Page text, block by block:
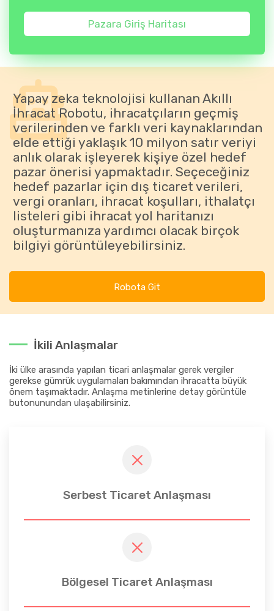
Pazara Giriş Haritası
Yapay zeka teknolojisi kullanan Akıllı
İhracat Robotu, ihracatçıların geçmiş
verilerinden ve farklı veri kaynaklarından
elde ettiği yaklaşık 10 milyon satır veriyi
anlık olarak işleyerek kişiye özel hedef
pazar önerisi yapmaktadır. Seçeceğiniz
hedef pazarlar için dış ticaret verileri,
vergi oranları, ihracat koşulları, ithalatçı
listeleri gibi ihracat yol haritanızı
oluşturmanıza yardımcı olacak birçok
bilgiyi görüntüleyebilirsiniz.
Robota Git
İkili Anlaşmalar
İki ülke arasında yapılan ticari anlaşmalar gerek vergiler
gerekse gümrük uygulamaları bakımından ihracatta büyük
önem taşımaktadır. Anlaşma metinlerine detay görüntüle
butonunundan ulaşabilirsiniz.
Serbest Ticaret Anlaşması
Bölgesel Ticaret Anlaşması